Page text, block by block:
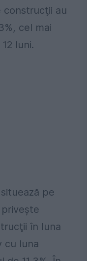
construcţii au
cel mai
luni.
pe
în luna
cu luna